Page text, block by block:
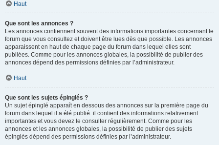
Haut
Que sont les annonces ?
Les annonces contiennent souvent des informations importantes concernant le
forum que vous consultez et doivent être lues dès que possible. Les annonces
apparaissent en haut de chaque page du forum dans lequel elles sont
publiées. Comme pour les annonces globales, la possibilité de publier des
annonces dépend des permissions définies par l’administrateur.
Haut
Que sont les sujets épinglés ?
Un sujet épinglé apparaît en dessous des annonces sur la première page du
forum dans lequel il a été publié. il contient des informations relativement
importantes et vous devez le consulter régulièrement. Comme pour les
annonces et les annonces globales, la possibilité de publier des sujets
épinglés dépend des permissions définies par l’administrateur.